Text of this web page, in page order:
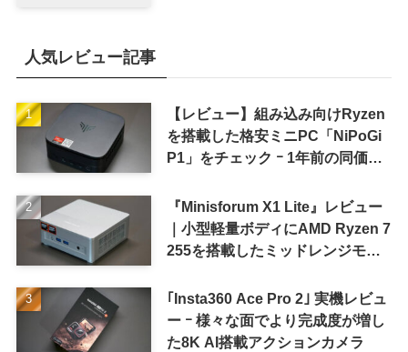
人気レビュー記事
【レビュー】組み込み向けRyzen
を搭載した格安ミニPC「NiPoGi
P1」をチェック ｰ 1年前の同価格
『Minisforum X1 Lite』レビュー
｜小型軽量ボディにAMD Ryzen 7
255を搭載したミッドレンジモデ
｢Insta360 Ace Pro 2｣ 実機レビュ
ー ｰ 様々な面でより完成度が増し
た8K AI搭載アクションカメラ